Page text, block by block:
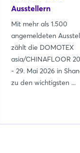
Ausstellern
Mit mehr als 1.500
angemeldeten
zählt die DOMOTEX
asia/CHINAFLOOR
- 29. Mai 2026 in
zu den wichtigsten ...